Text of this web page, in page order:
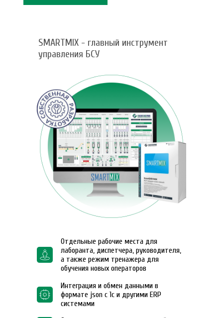
SMARTMIX - главный инструмент
управления БСУ
Интеграция и обмен данными в
формате json с 1с и другими ERP
системами
Отдельные рабочие места для
лаборанта, диспетчера, руководителя,
а также режим тренажера для
обучения новых операторов